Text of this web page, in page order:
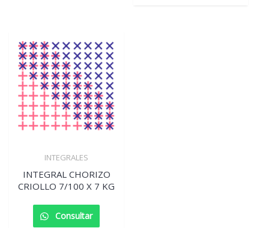
INTEGRALES
INTEGRAL CHORIZO
CRIOLLO 7/100 X 7 KG
Consultar